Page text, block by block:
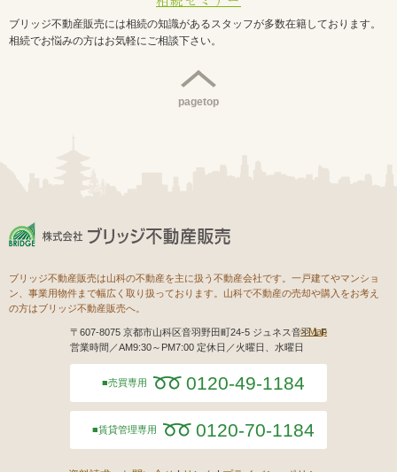
ブリッジ不動産販売には相続の知識があるスタッフが多数在籍しております。
相続でお悩みの方はお気軽にご相談下さい。
pagetop
ブリッジ不動産販売は山科の不動産を主に扱う不動産会社です。一戸建てやマンショ
ン、事業用物件まで幅広く取り扱っております。山科で不動産の売却や購入をお考え
の方はブリッジ不動産販売へ。
Map
〒607-8075 京都市山科区音羽野田町24-5 ジュネス音羽１F
営業時間／AM9:30～PM7:00 定休日／火曜日、水曜日
売買専用 0120-49-1184
賃貸管理専用 0120-70-1184